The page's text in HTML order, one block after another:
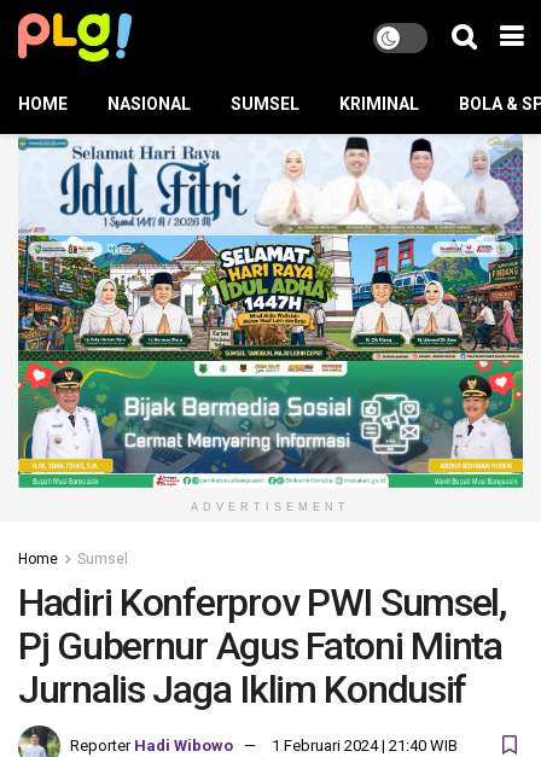
HOME NASIONAL SUMSEL KRIMINAL BOLA &
ADVERTISEMENT
Home Sumsel
Hadiri Konferprov PWI Sumsel,
Pj Gubernur Agus Fatoni Minta
Jurnalis Jaga Iklim Kondusif
Reporter Hadi Wibowo 1 Februari 2024 | 21:40 WIB